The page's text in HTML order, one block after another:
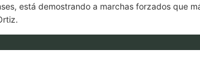
está demostrando a marchas forzados que